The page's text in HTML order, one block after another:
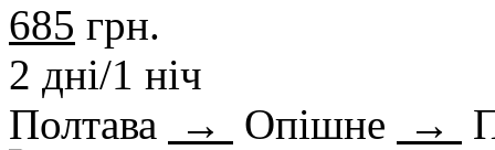
685 грн.
2 дні/1 ніч
Полтава
→ Опішне →